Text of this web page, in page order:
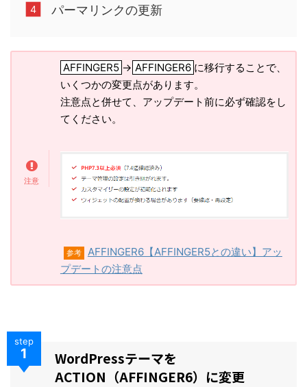
パーマリンクの更新
AFFINGER5 → AFFINGER6 に移行することで、
いくつかの変更点があります。
注意点と併せて、アップデート前に必ず確認をし
てください。
参考
AFFINGER6【AFFINGER5との違い】アッ
プデートの注意点
step
1
WordPressテーマを
ACTION（AFFINGER6）に変更